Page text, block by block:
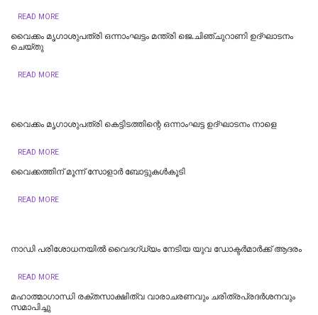
READ MORE
വൈക്കം മൃഗാശുപത്രി ഒന്നാംഘട്ടം മന്ത്രി ജെ.ചിഞ്ചുറാണി ഉദ്ഘാടനം
ചെയ്തു
READ MORE
വൈക്കം മൃഗാശുപത്രി കെട്ടിടത്തിന്റെ ഒന്നാംഘട്ട ഉദ്ഘാടനം നാളെ
READ MORE
വൈക്കത്തിന് മൂന്ന് സോളാർ ബോട്ടുകൾകൂടി
READ MORE
നാഡി പരിശോധനയിൽ വൈദഗ്ധ്യം നേടിയ യുവ ഡോക്ടർമാർക്ക് ആദരം
READ MORE
മഹാത്മാഗാന്ധി രക്തസാക്ഷിത്വ വാരാചരണവും ചരിത്രപ്രദർശനവും
സമാപിച്ചു